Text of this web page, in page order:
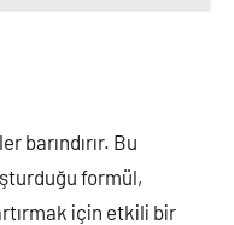
barındırır. Bu
formül,
için etkili bir